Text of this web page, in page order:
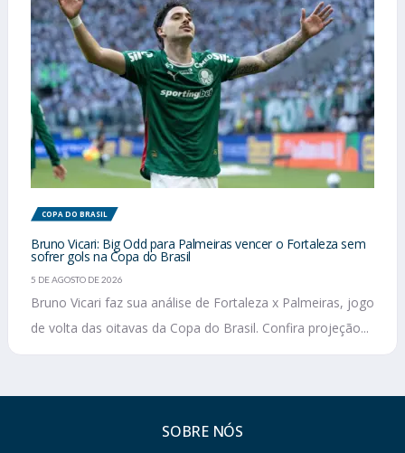
COPA DO BRASIL
Bruno Vicari: Big Odd para Palmeiras vencer o Fortaleza sem
sofrer gols na Copa do Brasil
5 DE AGOSTO DE 2026
Bruno Vicari faz sua análise de Fortaleza x Palmeiras, jogo
de volta das oitavas da Copa do Brasil. Confira projeção...
SOBRE NÓS